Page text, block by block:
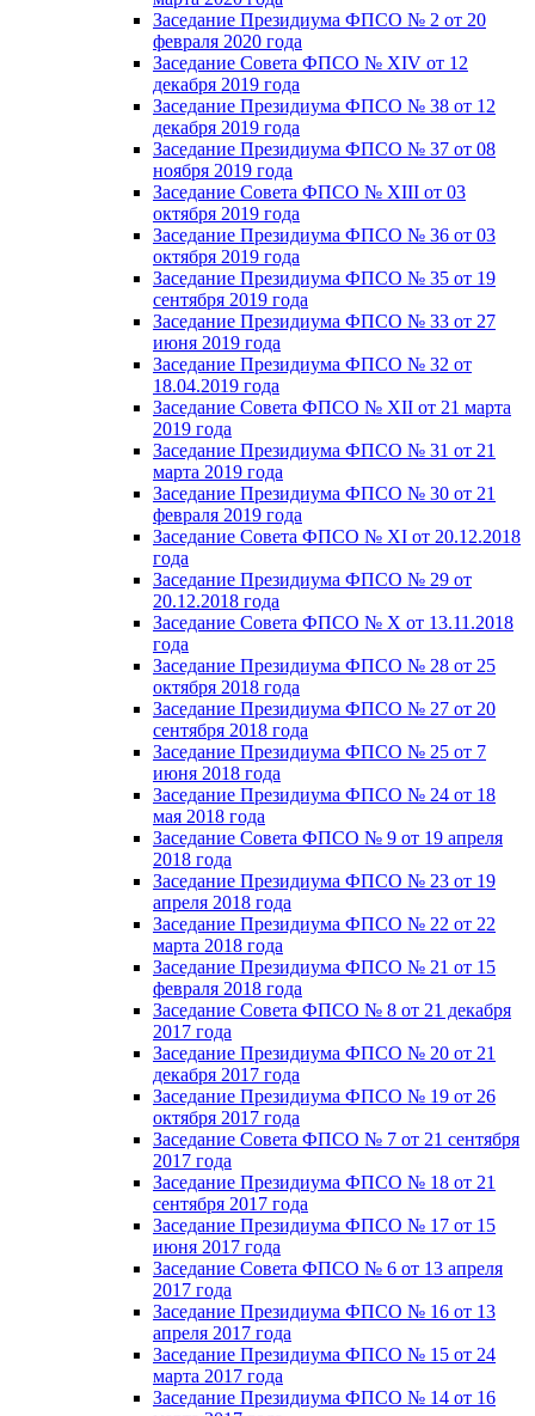
Заседание Президиума ФПСО № 2 от 20
февраля 2020 года
Заседание Совета ФПСО № XIV от 12
декабря 2019 года
Заседание Президиума ФПСО № 38 от 12
декабря 2019 года
Заседание Президиума ФПСО № 37 от 08
ноября 2019 года
Заседание Совета ФПСО № XIII от 03
октября 2019 года
Заседание Президиума ФПСО № 36 от 03
октября 2019 года
Заседание Президиума ФПСО № 35 от 19
сентября 2019 года
Заседание Президиума ФПСО № 33 от 27
июня 2019 года
Заседание Президиума ФПСО № 32 от
18.04.2019 года
Заседание Совета ФПСО № XII от 21 марта
2019 года
Заседание Президиума ФПСО № 31 от 21
марта 2019 года
Заседание Президиума ФПСО № 30 от 21
февраля 2019 года
Заседание Совета ФПСО № XI от 20.12.2018
года
Заседание Президиума ФПСО № 29 от
20.12.2018 года
Заседание Совета ФПСО № X от 13.11.2018
года
Заседание Президиума ФПСО № 28 от 25
октября 2018 года
Заседание Президиума ФПСО № 27 от 20
сентября 2018 года
Заседание Президиума ФПСО № 25 от 7
июня 2018 года
Заседание Президиума ФПСО № 24 от 18
мая 2018 года
Заседание Совета ФПСО № 9 от 19 апреля
2018 года
Заседание Президиума ФПСО № 23 от 19
апреля 2018 года
Заседание Президиума ФПСО № 22 от 22
марта 2018 года
Заседание Президиума ФПСО № 21 от 15
февраля 2018 года
Заседание Совета ФПСО № 8 от 21 декабря
2017 года
Заседание Президиума ФПСО № 20 от 21
декабря 2017 года
Заседание Президиума ФПСО № 19 от 26
октября 2017 года
Заседание Совета ФПСО № 7 от 21 сентября
2017 года
Заседание Президиума ФПСО № 18 от 21
сентября 2017 года
Заседание Президиума ФПСО № 17 от 15
июня 2017 года
Заседание Совета ФПСО № 6 от 13 апреля
2017 года
Заседание Президиума ФПСО № 16 от 13
апреля 2017 года
Заседание Президиума ФПСО № 15 от 24
марта 2017 года
Заседание Президиума ФПСО № 14 от 16